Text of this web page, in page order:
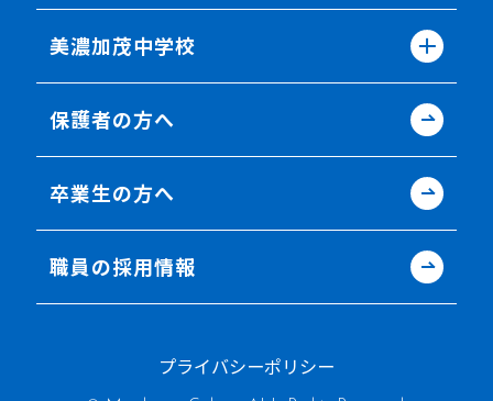
美濃加茂中学校
保護者の方へ
卒業生の方へ
職員の採用情報
プライバシーポリシー